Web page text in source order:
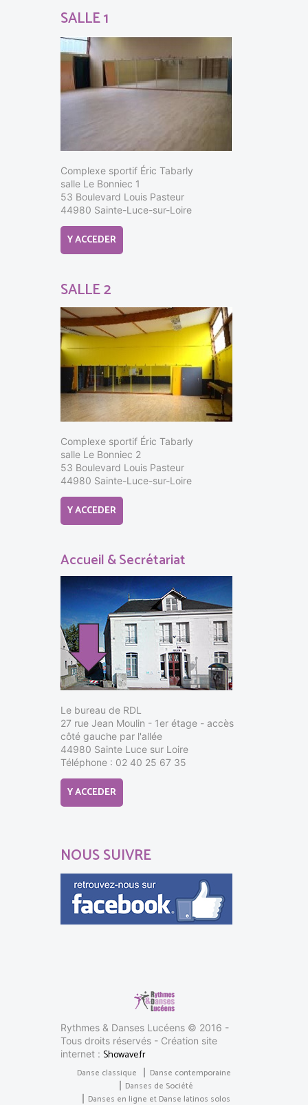
SALLE 1
Complexe sportif Éric Tabarly
salle Le Bonniec 1
53 Boulevard Louis Pasteur
44980 Sainte-Luce-sur-Loire
Y ACCEDER
SALLE 2
Complexe sportif Éric Tabarly
salle Le Bonniec 2
53 Boulevard Louis Pasteur
44980 Sainte-Luce-sur-Loire
Y ACCEDER
Accueil & Secrétariat
Le bureau de RDL
27 rue Jean Moulin - 1er étage - accès
côté gauche par l'allée
44980 Sainte Luce sur Loire
Téléphone : 02 40 25 67 35
Y ACCEDER
NOUS SUIVRE
Rythmes & Danses Lucéens © 2016 -
Tous droits réservés - Création site
internet : Showave.fr
Danse classique
Danse contemporaine
Danses de Société
Danses en ligne et Danse latinos solos